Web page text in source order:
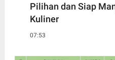
Pilihan dan Siap
Kuliner
07:53